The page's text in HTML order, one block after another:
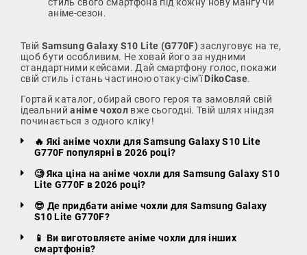
аніме-сезон.
Твій Samsung Galaxy S10 Lite (G770F) заслуговує на те,
щоб бути особливим. Не ховай його за нудними
стандартними кейсами. Дай смартфону голос, покажи
свій стиль і стань частиною отаку-сім'їDikoCase.
Гортай каталог, обирай свого героя та замовляй свій
ідеальнийаніме чохол вже сьогодні. Твій шлях ніндзя
починається з одного кліку!
🔥 Які аніме чохли для Samsung Galaxy S10 Lite
G770F популярні в 2026 році?
🧐 Яка ціна на аніме чохли для Samsung Galaxy S10
Lite G770F в 2026 році?
😎 Де придбати аніме чохли для Samsung Galaxy
S10 Lite G770F?
📱 Ви виготовляєте аніме чохли для інших
смартфонів?